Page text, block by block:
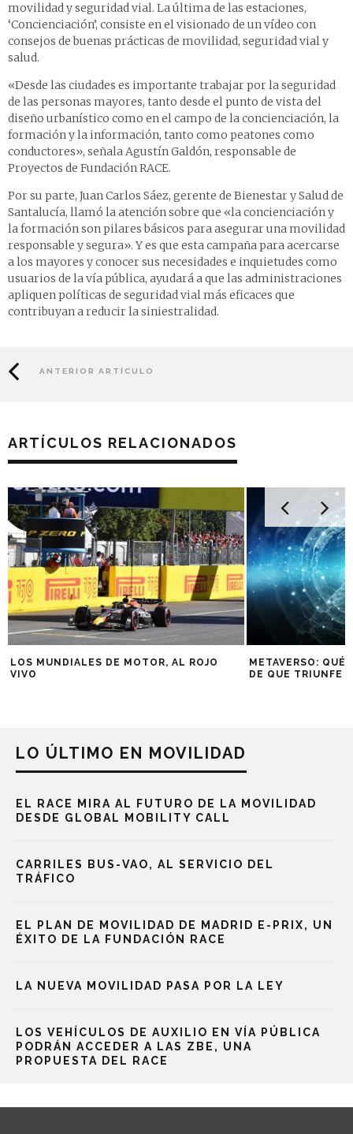
movilidad y seguridad vial. La última de las estaciones,
‘Concienciación’, consiste en el visionado de un vídeo con
consejos de buenas prácticas de movilidad, seguridad vial y
salud.
«Desde las ciudades es importante trabajar por la seguridad
de las personas mayores, tanto desde el punto de vista del
diseño urbanístico como en el campo de la concienciación, la
formación y la información, tanto como peatones como
conductores», señala Agustín Galdón, responsable de
Proyectos de Fundación RACE.
Por su parte, Juan Carlos Sáez, gerente de Bienestar y Salud de
Santalucía, llamó la atención sobre que «la concienciación y
la formación son pilares básicos para asegurar una movilidad
responsable y segura». Y es que esta campaña para acercarse
a los mayores y conocer sus necesidades e inquietudes como
usuarios de la vía pública, ayudará a que las administraciones
apliquen políticas de seguridad vial más eficaces que
contribuyan a reducir la siniestralidad.
ANTERIOR ARTÍCULO
ARTÍCULOS RELACIONADOS
LOS MUNDIALES DE MOTOR, AL ROJO
VIVO
METAVERSO: QUÉ
DE QUE TRIUNFE
LO ÚLTIMO EN MOVILIDAD
EL RACE MIRA AL FUTURO DE LA MOVILIDAD
DESDE GLOBAL MOBILITY CALL
CARRILES BUS-VAO, AL SERVICIO DEL
TRÁFICO
EL PLAN DE MOVILIDAD DE MADRID E-PRIX, UN
ÉXITO DE LA FUNDACIÓN RACE
LA NUEVA MOVILIDAD PASA POR LA LEY
LOS VEHÍCULOS DE AUXILIO EN VÍA PÚBLICA
PODRÁN ACCEDER A LAS ZBE, UNA
PROPUESTA DEL RACE